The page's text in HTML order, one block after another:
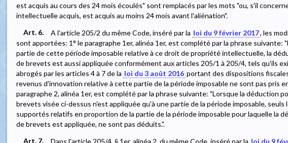
est acquis au cours des 24 mois écoulés" sont remplacés par les mots "ou, s'il
intellectuelle acquis, est acquis au moins 24 mois avant l'aliénation".
Art. 6.
A l'article 205/2 du même Code, inséré par la loi du 9 février 2017, les
sont apportées: 1° le paragraphe 1er, alinéa 1er, est complété par la phrase suivante:
partie de cette période imposable relative à ce droit de propriété intellectuelle, la
de brevets est aussi appliquée conformément aux articles 205/1 à 205/4, tels qu'ils
abrogés par les articles 4 à 7 de la loi du 3 août 2016 portant des dispositions
revenus d'innovation relative à cette partie de la période imposable ne sont pas pris
paragraphe 2, alinéa 1er, est complété par la phrase suivante: "Lorsque la déduction
brevets visée ci-dessus n'est appliquée qu'à une partie de la période imposable, seuls
supportés relatifs en proportion de la partie de la période imposable pour laquelle la
de brevets est appliquée, ne sont pas déduits.".
Art. 7.
Dans l'article 205/4, § 1er, alinéa 2, du même Code, inséré par la loi du 9